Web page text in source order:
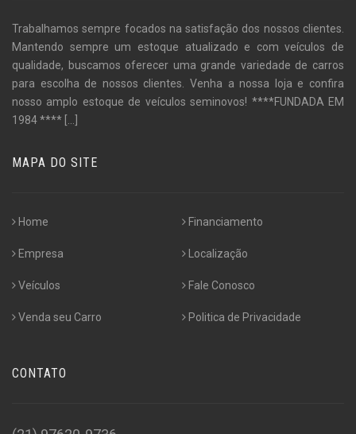
Trabalhamos sempre focados na satisfação dos nossos clientes.
Mantendo sempre um estoque atualizado e com veículos de
qualidade, buscamos oferecer uma grande variedade de carros
para escolha de nossos clientes. Venha a nossa loja e confira
nosso amplo estoque de veículos seminovos! ****FUNDADA EM
1984 **** [...]
MAPA DO SITE
Home
Empresa
Veículos
Venda seu Carro
Financiamento
Localização
Fale Conosco
Politica de Privacidade
CONTATO